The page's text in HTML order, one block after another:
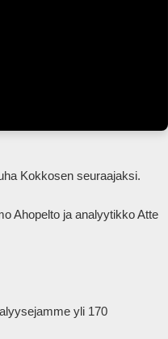
Ahopelto ja analyytikko Atte
yli 170